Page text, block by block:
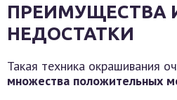
ПРЕИМУЩЕСТВА
НЕДОСТАТКИ
Такая техника окрашивания
множества положительных